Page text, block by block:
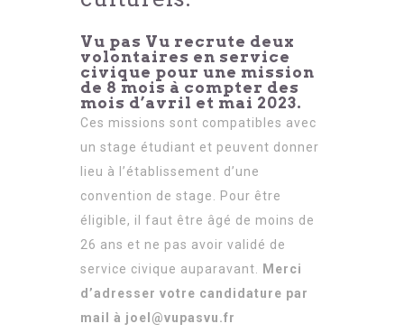
Vu pas Vu recrute deux
volontaires en service
civique pour une mission
de 8 mois à compter des
mois d’avril et mai 2023.
Ces missions sont compatibles avec
un stage étudiant et peuvent donner
lieu à l’établissement d’une
convention de stage. Pour être
éligible, il faut être âgé de moins de
26 ans et ne pas avoir validé de
service civique auparavant.
Merci
d’adresser votre candidature par
mail à joel@vupasvu.fr